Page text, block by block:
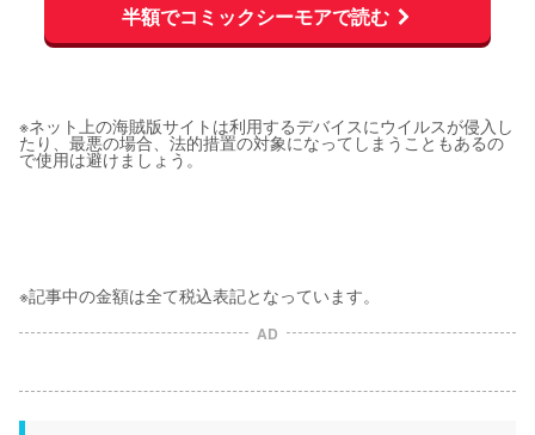
半額でコミックシーモアで読む
※ネット上の海賊版サイトは利用するデバイスにウイルスが侵入し
たり、最悪の場合、法的措置の対象になってしまうこともあるの
で使用は避けましょう。
※記事中の金額は全て税込表記となっています。
AD